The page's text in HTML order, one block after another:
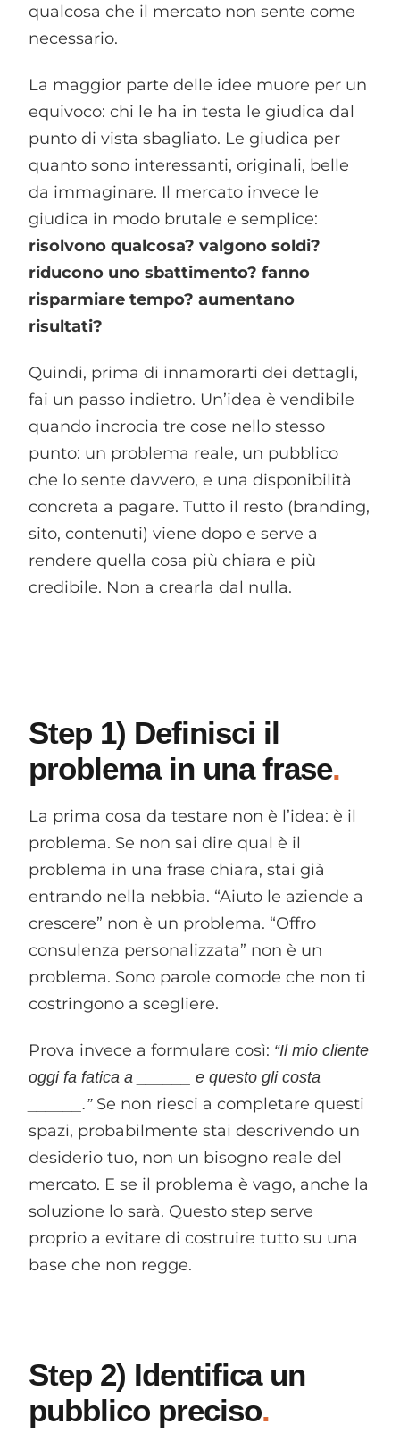
qualcosa che il mercato non sente come
necessario.
La maggior parte delle idee muore per un
equivoco: chi le ha in testa le giudica dal
punto di vista sbagliato. Le giudica per
quanto sono interessanti, originali, belle
da immaginare. Il mercato invece le
giudica in modo brutale e semplice:
risolvono qualcosa? valgono soldi?
riducono uno sbattimento? fanno
risparmiare tempo? aumentano
risultati?
Quindi, prima di innamorarti dei dettagli,
fai un passo indietro. Un’idea è vendibile
quando incrocia tre cose nello stesso
punto: un problema reale, un pubblico
che lo sente davvero, e una disponibilità
concreta a pagare. Tutto il resto (branding,
sito, contenuti) viene dopo e serve a
rendere quella cosa più chiara e più
credibile. Non a crearla dal nulla.
Step 1) Definisci il
problema in una frase
La prima cosa da testare non è l’idea: è il
problema. Se non sai dire qual è il
problema in una frase chiara, stai già
entrando nella nebbia. “Aiuto le aziende a
crescere” non è un problema. “Offro
consulenza personalizzata” non è un
problema. Sono parole comode che non ti
costringono a scegliere.
Prova invece a formulare così: “Il mio cliente
oggi fa fatica a ______ e questo gli costa
______.”Se non riesci a completare questi
spazi, probabilmente stai descrivendo un
desiderio tuo, non un bisogno reale del
mercato. E se il problema è vago, anche la
soluzione lo sarà. Questo step serve
proprio a evitare di costruire tutto su una
base che non regge.
Step 2) Identifica un
pubblico preciso